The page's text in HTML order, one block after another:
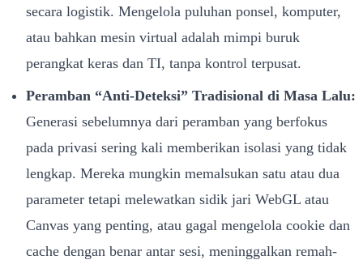
secara logistik. Mengelola puluhan ponsel, komputer,
atau bahkan mesin virtual adalah mimpi buruk
perangkat keras dan TI, tanpa kontrol terpusat.
Peramban “Anti-Deteksi” Tradisional di Masa Lalu:
Generasi sebelumnya dari peramban yang berfokus
pada privasi sering kali memberikan isolasi yang tidak
lengkap. Mereka mungkin memalsukan satu atau dua
parameter tetapi melewatkan sidik jari WebGL atau
Canvas yang penting, atau gagal mengelola cookie dan
cache dengan benar antar sesi, meninggalkan remah-